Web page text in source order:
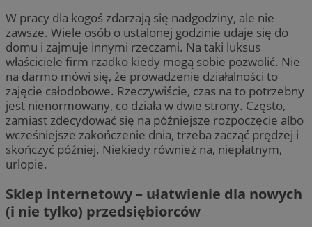
W pracy dla kogoś zdarzają się nadgodziny, ale nie
zawsze. Wiele osób o ustalonej godzinie udaje się do
domu i zajmuje innymi rzeczami. Na taki luksus
właściciele firm rzadko kiedy mogą sobie pozwolić. Nie
na darmo mówi się, że prowadzenie działalności to
zajęcie całodobowe. Rzeczywiście, czas na to potrzebny
jest nienormowany, co działa w dwie strony. Często,
zamiast zdecydować się na późniejsze rozpoczęcie albo
wcześniejsze zakończenie dnia, trzeba zacząć prędzej i
skończyć później. Niekiedy również na, niepłatnym,
urlopie.
Sklep internetowy – ułatwienie dla nowych
(i nie tylko) przedsiębiorców